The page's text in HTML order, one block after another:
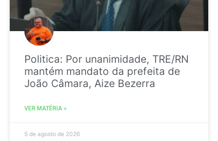
Politica: Por unanimidade, TRE/RN
mantém mandato da prefeita de
João Câmara, Aize Bezerra
VER MATÉRIA »
5 de agosto de 2026